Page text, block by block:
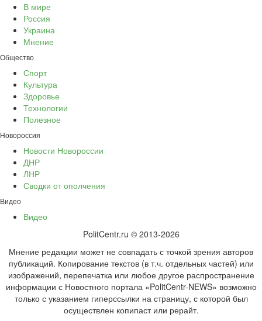
В мире
Россия
Украина
Мнение
Общество
Спорт
Культура
Здоровье
Технологии
Полезное
Новороссия
Новости Новороссии
ДНР
ЛНР
Сводки от ополчения
Видео
Видео
PolitCentr.ru © 2013-2026
Мнение редакции может не совпадать с точкой зрения авторов
публикаций. Копирование текстов (в т.ч. отдельных частей) или
изображений, перепечатка или любое другое распространение
информации с Новостного портала «PolitCentr-NEWS» возможно
только с указанием гиперссылки на страницу, с которой был
осуществлен копипаст или рерайт.